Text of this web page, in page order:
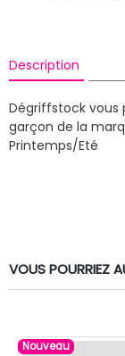
Description
Dégriffstock vous
garçon de la
Printemps/Eté
VOUS POURRIEZ
Nouveau